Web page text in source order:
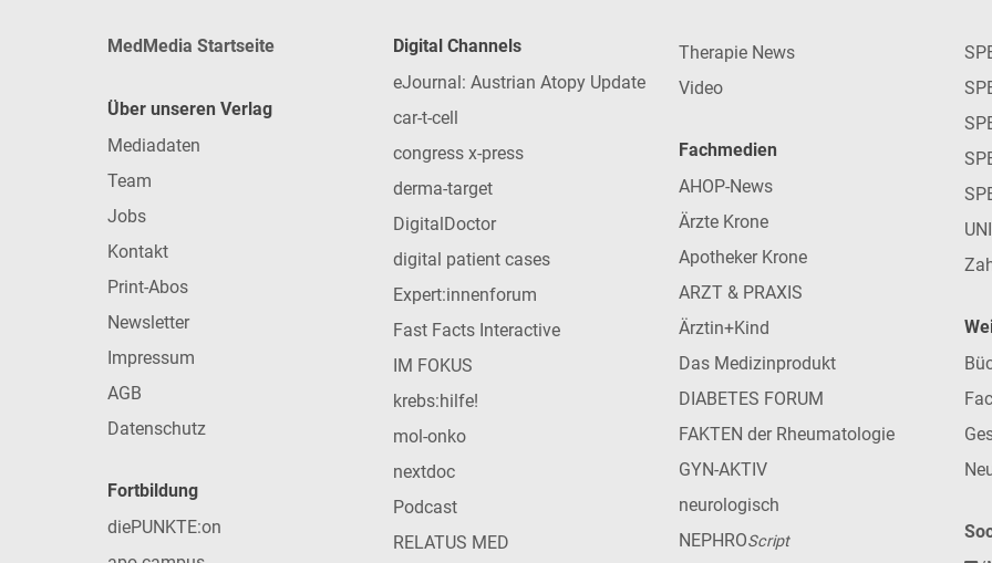
MedMedia Startseite
Über unseren Verlag
Mediadaten
Team
Jobs
Kontakt
Print-Abos
Newsletter
Impressum
AGB
Datenschutz
Fortbildung
diePUNKTE:on
Digital Channels
eJournal: Austrian Atopy Update
car-t-cell
congress x-press
derma-target
DigitalDoctor
digital patient cases
Expert:innenforum
Fast Facts Interactive
IM FOKUS
krebs:hilfe!
mol-onko
nextdoc
Podcast
RELATUS MED
Therapie News
Video
Fachmedien
AHOP-News
Ärzte Krone
Apotheker Krone
ARZT & PRAXIS
Ärztin+Kind
Das Medizinprodukt
DIABETES FORUM
FAKTEN der Rheumatologie
GYN-AKTIV
neurologisch
NEPHROScript